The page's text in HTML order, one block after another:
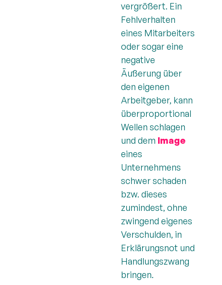
vergrößert. Ein
Fehlverhalten
eines Mitarbeiters
oder sogar eine
negative
Äußerung über
den eigenen
Arbeitgeber, kann
überproportional
Wellen schlagen
und dem Image
eines
Unternehmens
schwer schaden
bzw. dieses
zumindest, ohne
zwingend eigenes
Verschulden, in
Erklärungsnot und
Handlungszwang
bringen.